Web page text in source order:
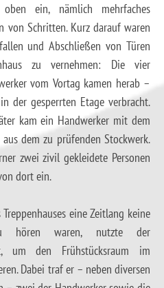
ein, nämlich mehrfaches
von Schritten. Kurz darauf waren
und Abschließen von Türen
zu vernehmen: Die vier
vom Vortag kamen herab –
der gesperrten Etage verbracht.
kam ein Handwerker mit dem
dem zu prüfenden Stockwerk.
zwei zivil gekleidete Personen
dort ein.
eine Zeitlang keine
hören waren, nutzte der
den Frühstücksraum im
Dabei traf er – neben diversen